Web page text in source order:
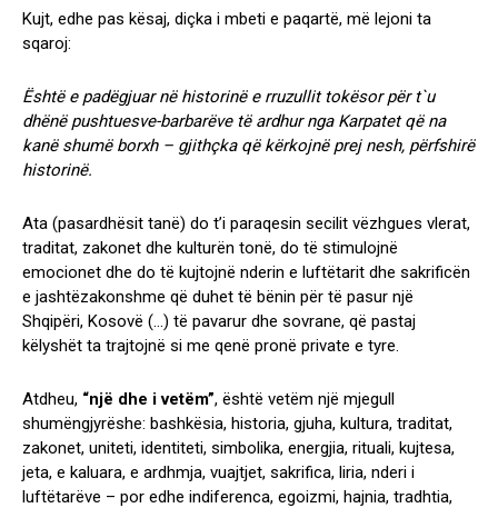
Kujt, edhe pas kësaj, diçka i mbeti e paqartë, më lejoni ta
sqaroj:
Është e padëgjuar në historinë e rruzullit tokësor për t`u
dhënë pushtuesve-barbarëve të ardhur nga Karpatet që na
kanë shumë borxh – gjithçka që kërkojnë prej nesh, përfshirë
historinë.
Ata (pasardhësit tanë) do t’i paraqesin secilit vëzhgues vlerat,
traditat, zakonet dhe kulturën tonë, do të stimulojnë
emocionet dhe do të kujtojnë nderin e luftëtarit dhe sakrificën
e jashtëzakonshme që duhet të bënin për të pasur një
Shqipëri, Kosovë (…) të pavarur dhe sovrane, që pastaj
këlyshët ta trajtojnë si me qenë pronë private e tyre.
Atdheu, “një dhe i vetëm”, është vetëm një mjegull
shumëngjyrëshe: bashkësia, historia, gjuha, kultura, traditat,
zakonet, uniteti, identiteti, simbolika, energjia, rituali, kujtesa,
jeta, e kaluara, e ardhmja, vuajtjet, sakrifica, liria, nderi i
luftëtarëve – por edhe indiferenca, egoizmi, hajnia, tradhtia,